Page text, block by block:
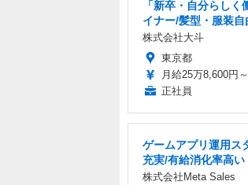
「新卒・自分らし
イナー/髪型・服装
株式会社大斗
東京都
月給25万8,600円
正社員
ゲームアプリ運用ス
充実/有給消化率高い
株式会社Meta Sales